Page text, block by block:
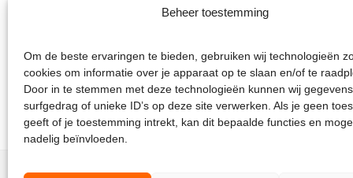
Beheer toestemming
Om de beste ervaringen te bieden, gebruiken wij technologieën
cookies om informatie over je apparaat op te slaan en/of te
Door in te stemmen met deze technologieën kunnen wij
surfgedrag of unieke ID’s op deze site verwerken. Als je geen
geeft of je toestemming intrekt, kan dit bepaalde functies en
nadelig beïnvloeden.